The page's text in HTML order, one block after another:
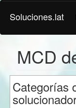
Soluciones.lat
MCD
Categorías